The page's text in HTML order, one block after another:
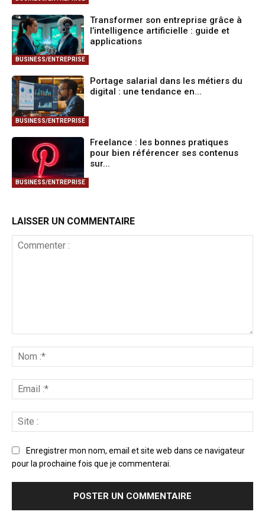
BUSINESS/ENTREPRISE
Transformer son entreprise grâce à
l’intelligence artificielle : guide et
applications
BUSINESS/ENTREPRISE
Portage salarial dans les métiers du
digital : une tendance en...
BUSINESS/ENTREPRISE
Freelance : les bonnes pratiques
pour bien référencer ses contenus
sur...
LAISSER UN COMMENTAIRE
Enregistrer mon nom, email et site web dans ce navigateur
pour la prochaine fois que je commenterai.